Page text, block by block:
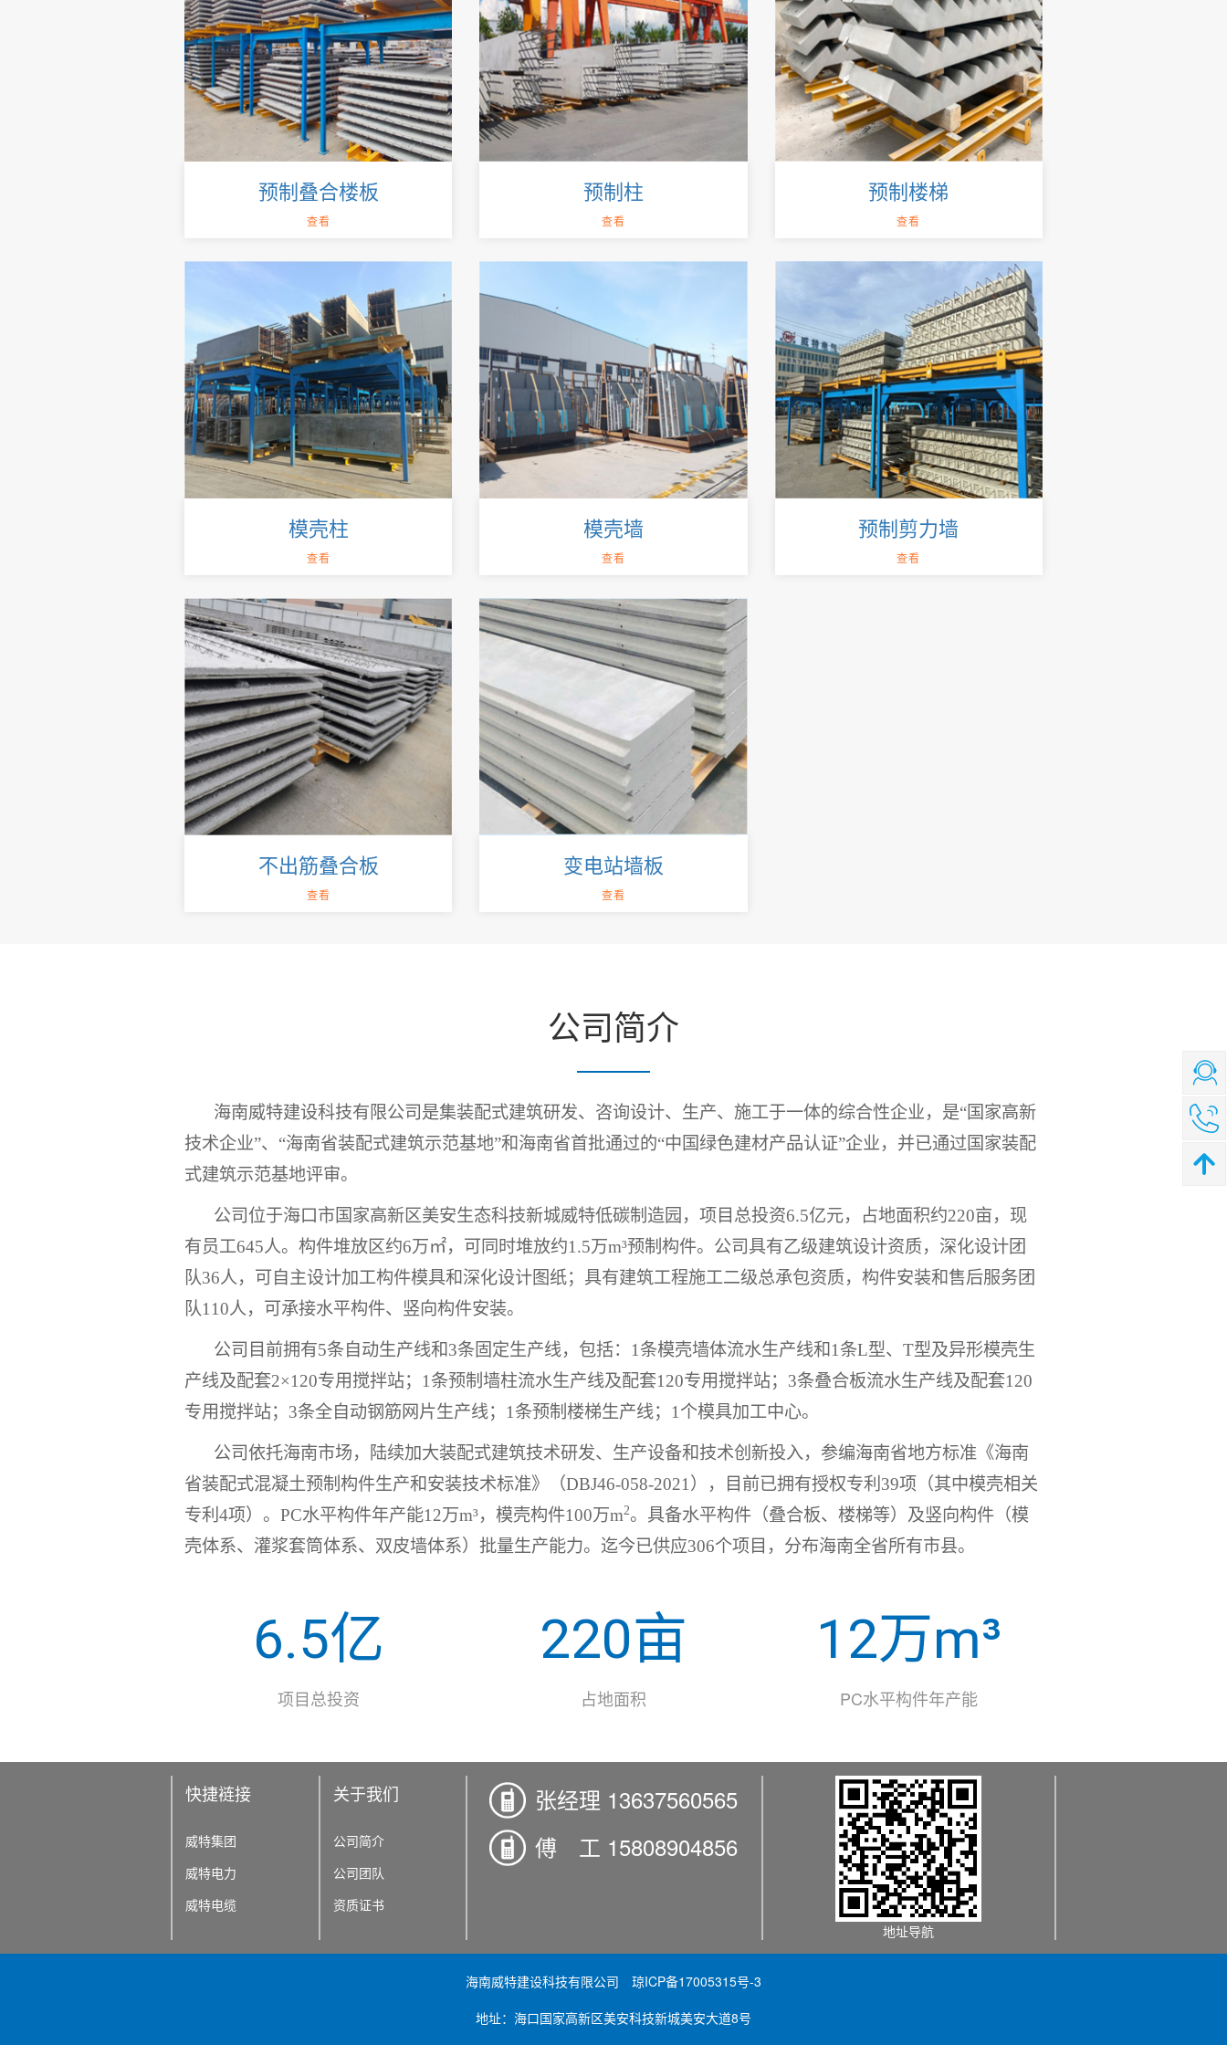
预制叠合楼板
查看
预制柱
查看
预制楼梯
查看
模壳柱
查看
模壳墙
查看
预制剪力墙
查看
不出筋叠合板
查看
变电站墙板
查看
公司简介
海南威特建设科技有限公司是集装配式建筑研发、咨询设计、生产、施工于一体的综合性企业，是“国家高新
技术企业”、“海南省装配式建筑示范基地”和海南省首批通过的“中国绿色建材产品认证”企业，并已通过国家装配
式建筑示范基地评审。
公司位于海口市国家高新区美安生态科技新城威特低碳制造园，项目总投资6.5亿元，占地面积约220亩，现
有员工645人。构件堆放区约6万㎡，可同时堆放约1.5万m³预制构件。公司具有乙级建筑设计资质，深化设计团
队36人，可自主设计加工构件模具和深化设计图纸；具有建筑工程施工二级总承包资质，构件安装和售后服务团
队110人，可承接水平构件、竖向构件安装。
公司目前拥有5条自动生产线和3条固定生产线，包括： 1 条模壳墙体流水生产线和1 条L型、 T型及异形模壳生
产线及配套2×120专用搅拌站； 1 条预制墙柱流水生产线及配套120专用搅拌站； 3条叠合板流水生产线及配套120
专用搅拌站； 3条全自动钢筋网片生产线； 1 条预制楼梯生产线； 1 个模具加工中心。
公司依托海南市场，陆续加大装配式建筑技术研发、生产设备和技术创新投入，参编海南省地方标准《海南
省装配式混凝土预制构件生产和安装技术标准》（DBJ46-058-2021 ），目前已拥有授权专利39项（其中模壳相关
专利 4项）。 PC水平构件年产能12万m³，模壳构件100万m2。具备水平构件（叠合板、楼梯等）及竖向构件（模
壳体系、灌浆套筒体系、双皮墙体系）批量生产能力。迄今已供应306个项目，分布海南全省所有市县。
6.5亿
项目总投资
220亩
占地面积
12万m³
PC水平构件年产能
快捷裢接
威特集团
威特电力
威特电缆
关于我们
公司简介
公司团队
资质证书
张经理 13637560565
傅 工 15808904856
地址导航
海南威特建设科技有限公司 琼ICP备17005315号-3
地址：海口国家高新区美安科技新城美安大道8号